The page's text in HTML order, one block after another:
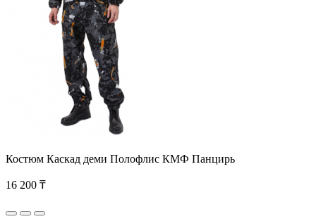
Костюм Каскад деми Полофлис КМФ Панцирь
16 200 ₸